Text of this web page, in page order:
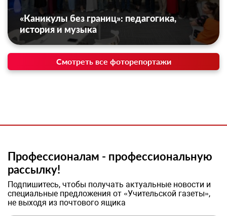
«Каникулы без границ»: педагогика,
история и музыка
Смотреть все фоторепортажи
Профессионалам - профессиональную
рассылку!
Подпишитесь, чтобы получать актуальные новости и
специальные предложения от «Учительской газеты»,
не выходя из почтового ящика